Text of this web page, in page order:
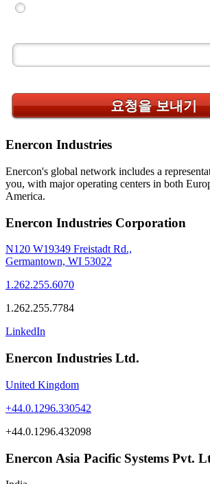
요청을 보내기
Enercon Industries
Enercon's global network includes a
you, with major operating centers in both
America.
Enercon Industries Corporation
N120 W19349 Freistadt Rd.,
Germantown, WI 53022
1.262.255.6070
1.262.255.7784
LinkedIn
Enercon Industries Ltd.
United Kingdom
+44.0.1296.330542
+44.0.1296.432098
Enercon Asia Pacific Systems Pvt.